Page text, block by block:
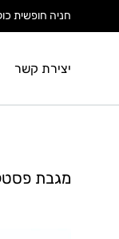
חניה חופשית
יצירת קשר
מגבת